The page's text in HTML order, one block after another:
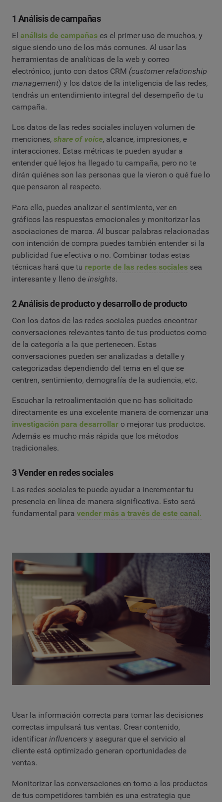
1 Análisis de campañas
El análisis de campañas es el primer uso de muchos, y
sigue siendo uno de los más comunes. Al usar las
herramientas de analíticas de la web y correo
electrónico, junto con datos CRM (customer relationship
management) y los datos de la inteligencia de las redes,
tendrás un entendimiento integral del desempeño de tu
campaña.
Los datos de las redes sociales incluyen volumen de
menciones, share of voice, alcance, impresiones, e
interacciones. Estas métricas te pueden ayudar a
entender qué lejos ha llegado tu campaña, pero no te
dirán quiénes son las personas que la vieron o qué fue lo
que pensaron al respecto.
Para ello, puedes analizar el sentimiento, ver en
gráficos las respuestas emocionales y monitorizar las
asociaciones de marca. Al buscar palabras relacionadas
con intención de compra puedes también entender si la
publicidad fue efectiva o no. Combinar todas estas
técnicas hará que tu reporte de las redes sociales sea
interesante y lleno de insights.
2 Análisis de producto y desarrollo de producto
Con los datos de las redes sociales puedes encontrar
conversaciones relevantes tanto de tus productos como
de la categoría a la que pertenecen. Estas
conversaciones pueden ser analizadas a detalle y
categorizadas dependiendo del tema en el que se
centren, sentimiento, demografía de la audiencia, etc.
Escuchar la retroalimentación que no has solicitado
directamente es una excelente manera de comenzar una
investigación para desarrollar o mejorar tus productos.
Además es mucho más rápida que los métodos
tradicionales.
3 Vender en redes sociales
Las redes sociales te puede ayudar a incrementar tu
presencia en línea de manera significativa. Esto será
fundamental para vender más a través de este canal.
Usar la información correcta para tomar las decisiones
correctas impulsará tus ventas. Crear contenido,
identificar influencers y asegurar que el servicio al
cliente está optimizado generan oportunidades de
ventas.
Monitorizar las conversaciones en torno a los productos
de tus competidores también es una estrategia que